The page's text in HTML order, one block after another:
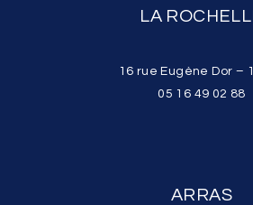
LA
16 rue Eugène Dor –
05 16 49 02 88
ARRAS